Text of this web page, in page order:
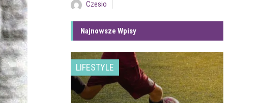
Czesio
Najnowsze Wpisy
LIFESTYLE